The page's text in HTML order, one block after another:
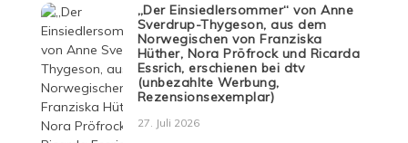
„Der Einsiedlersommer“ von Anne
Sverdrup-Thygeson, aus dem
Norwegischen von Franziska
Hüther, Nora Pröfrock und Ricarda
Essrich, erschienen bei dtv
(unbezahlte Werbung,
Rezensionsexemplar)
27. Juli 2026